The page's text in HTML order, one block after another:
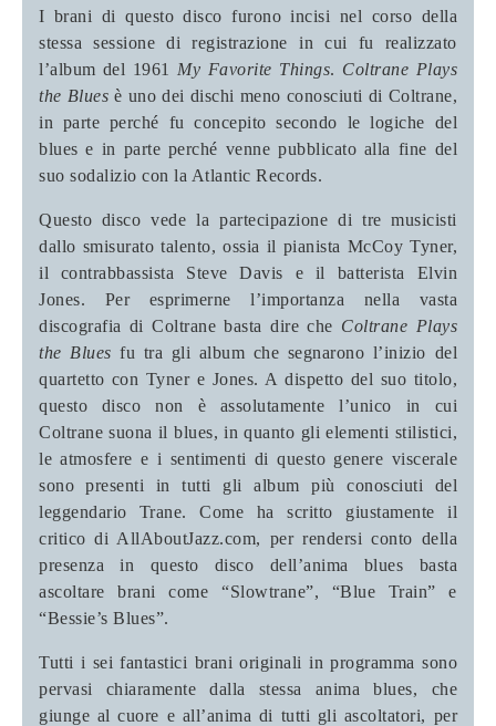
I brani di questo disco furono incisi nel corso della
stessa sessione di registrazione in cui fu realizzato
l’album del 1961 My Favorite Things. Coltrane Plays
the Blues è uno dei dischi meno conosciuti di Coltrane,
in parte perché fu concepito secondo le logiche del
blues e in parte perché venne pubblicato alla fine del
suo sodalizio con la Atlantic Records.
Questo disco vede la partecipazione di tre musicisti
dallo smisurato talento, ossia il pianista McCoy Tyner,
il contrabbassista Steve Davis e il batterista Elvin
Jones. Per esprimerne l’importanza nella vasta
discografia di Coltrane basta dire che Coltrane Plays
the Blues fu tra gli album che segnarono l’inizio del
quartetto con Tyner e Jones. A dispetto del suo titolo,
questo disco non è assolutamente l’unico in cui
Coltrane suona il blues, in quanto gli elementi stilistici,
le atmosfere e i sentimenti di questo genere viscerale
sono presenti in tutti gli album più conosciuti del
leggendario Trane. Come ha scritto giustamente il
critico di AllAboutJazz.com, per rendersi conto della
presenza in questo disco dell’anima blues basta
ascoltare brani come “Slowtrane”, “Blue Train” e
“Bessie’s Blues”.
Tutti i sei fantastici brani originali in programma sono
pervasi chiaramente dalla stessa anima blues, che
giunge al cuore e all’anima di tutti gli ascoltatori, per